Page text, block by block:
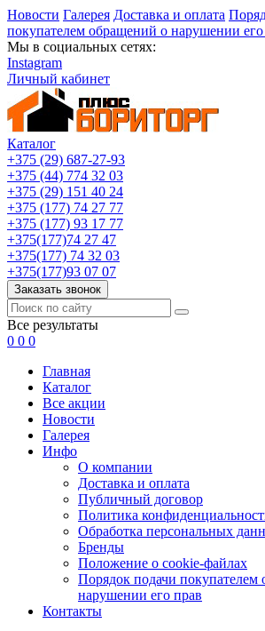
Новости Галерея Доставка и оплата
покупателем обращений о нарушении его
Мы в социальных сетях:
Instagram
Личный кабинет
Каталог
+375 (29) 687-27-93
+375 (44) 774 32 03
+375 (29) 151 40 24
+375 (177) 74 27 77
+375 (177) 93 17 77
+375(177)74 27 47
+375(177) 74 32 03
+375(177)93 07 07
Заказать звонок
Все результаты
0 0 0
Главная
Каталог
Все акции
Новости
Галерея
Инфо
О компании
Доставка и оплата
Публичный договор
Политика
Обработка персональных
Бренды
Положение о cookie-файлах
Порядок подачи покупателем
нарушении его прав
Контакты